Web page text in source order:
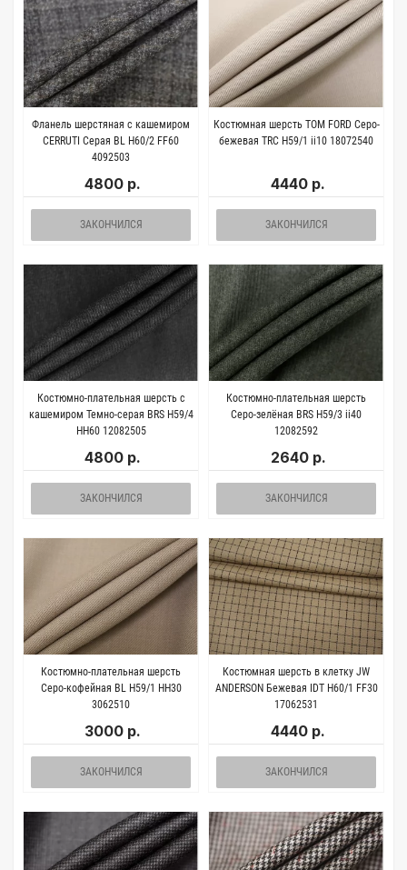
Фланель шерстяная с кашемиром
CERRUTI Серая BL H60/2 FF60
4092503
4800 р.
ЗАКОНЧИЛСЯ
Костюмная шерсть TOM FORD Серо-
бежевая TRC H59/1 ii10 18072540
4440 р.
ЗАКОНЧИЛСЯ
Костюмно-плательная шерсть с
кашемиром Темно-серая BRS H59/4
HH60 12082505
4800 р.
ЗАКОНЧИЛСЯ
Костюмно-плательная шерсть
Серо-зелёная BRS H59/3 ii40
12082592
2640 р.
ЗАКОНЧИЛСЯ
Костюмно-плательная шерсть
Серо-кофейная BL H59/1 HH30
3062510
3000 р.
ЗАКОНЧИЛСЯ
Костюмная шерсть в клетку JW
ANDERSON Бежевая IDT H60/1 FF30
17062531
4440 р.
ЗАКОНЧИЛСЯ